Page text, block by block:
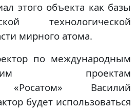
этого объекта как базы
технологической
мирного атома.
по международным
проектам
«Росатом» Василий
будет использоваться